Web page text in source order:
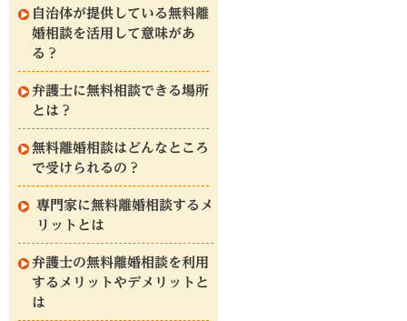
自治体が提供している無料離
婚相談を活用して意味があ
る？
弁護士に無料相談できる場所
とは？
無料離婚相談はどんなところ
で受けられるの？
専門家に無料離婚相談するメ
リットとは
弁護士の無料離婚相談を利用
するメリットやデメリットと
は